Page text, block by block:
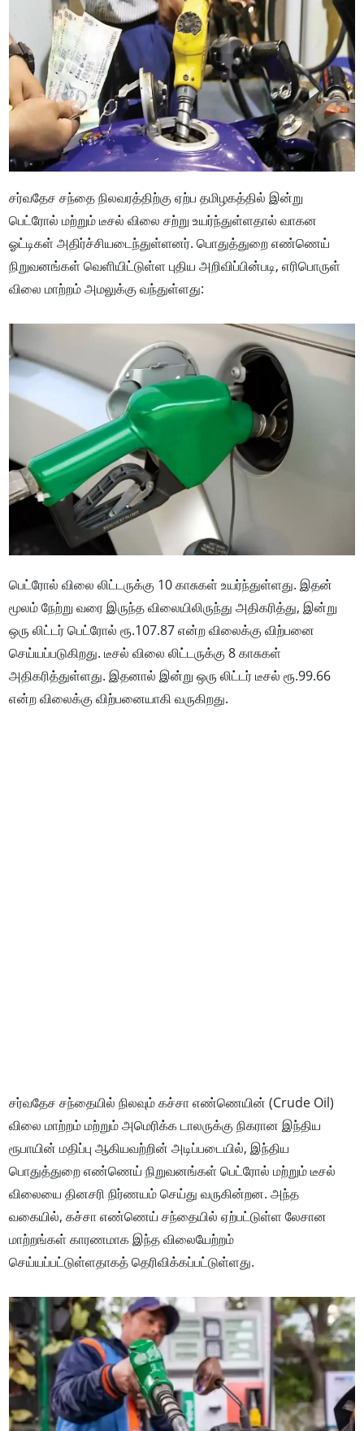
சர்வதேச சந்தை நிலவரத்திற்கு ஏற்ப தமிழகத்தில் இன்று
பெட்ரோல் மற்றும் டீசல் விலை சற்று உயர்ந்துள்ளதால் வாகன
ஓட்டிகள் அதிர்ச்சியடைந்துள்ளனர். பொதுத்துறை எண்ணெய்
நிறுவனங்கள் வெளியிட்டுள்ள புதிய அறிவிப்பின்படி, எரிபொருள்
விலை மாற்றம் அமலுக்கு வந்துள்ளது:
பெட்ரோல் விலை லிட்டருக்கு 10 காசுகள் உயர்ந்துள்ளது. இதன்
மூலம் நேற்று வரை இருந்த விலையிலிருந்து அதிகரித்து, இன்று
ஒரு லிட்டர் பெட்ரோல் ரூ.107.87 என்ற விலைக்கு விற்பனை
செய்யப்படுகிறது. டீசல் விலை லிட்டருக்கு 8 காசுகள்
அதிகரித்துள்ளது. இதனால் இன்று ஒரு லிட்டர் டீசல் ரூ.99.66
என்ற விலைக்கு விற்பனையாகி வருகிறது.
சர்வதேச சந்தையில் நிலவும் கச்சா எண்ணெயின் (Crude Oil)
விலை மாற்றம் மற்றும் அமெரிக்க டாலருக்கு நிகரான இந்திய
ரூபாயின் மதிப்பு ஆகியவற்றின் அடிப்படையில், இந்திய
பொதுத்துறை எண்ணெய் நிறுவனங்கள் பெட்ரோல் மற்றும் டீசல்
விலையை தினசரி நிர்ணயம் செய்து வருகின்றன. அந்த
வகையில், கச்சா எண்ணெய் சந்தையில் ஏற்பட்டுள்ள லேசான
மாற்றங்கள் காரணமாக இந்த விலையேற்றம்
செய்யப்பட்டுள்ளதாகத் தெரிவிக்கப்பட்டுள்ளது.